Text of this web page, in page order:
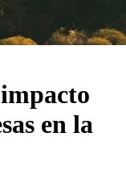
en la